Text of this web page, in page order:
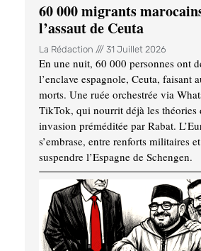
60 000 migrants
l’assaut de Ceuta
La Rédaction 31 Juillet 2026
En une nuit, 60 000 personnes ont
l’enclave espagnole, Ceuta, faisant
morts. Une ruée orchestrée via
TikTok, qui nourrit déjà les théories
invasion préméditée par Rabat.
s’embrase, entre renforts militaires
suspendre l’Espagne de Schengen.